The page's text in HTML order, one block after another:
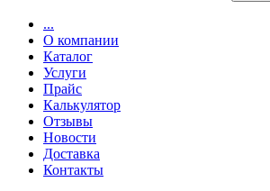
...
О компании
Каталог
Услуги
Прайс
Калькулятор
Отзывы
Новости
Доставка
Контакты